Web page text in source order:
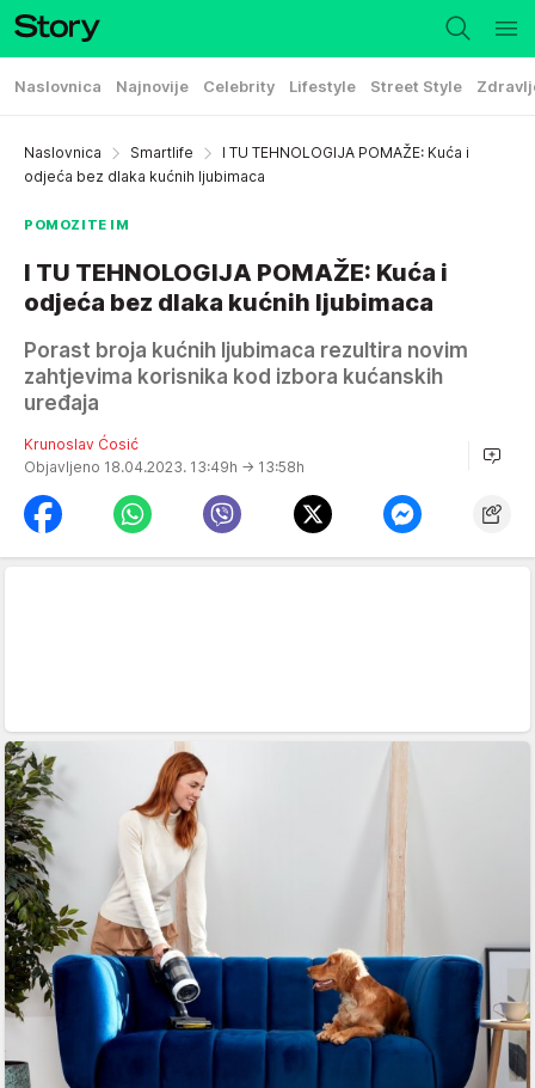
Naslovnica Najnovije Celebrity Lifestyle Street Style
Naslovnica Smartlife
I TU TEHNOLOGIJA POMAŽE: Kuća i
odjeća bez dlaka kućnih ljubimaca
POMOZITE IM
I TU TEHNOLOGIJA POMAŽE: Kuća i
odjeća bez dlaka kućnih ljubimaca
Porast broja kućnih ljubimaca rezultira novim
zahtjevima korisnika kod izbora kućanskih
uređaja
Krunoslav Ćosić
Objavljeno 18.04.2023. 13:49h → 13:58h